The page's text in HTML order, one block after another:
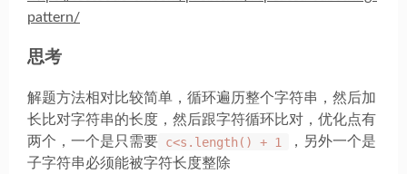
pattern/
思考
解题方法相对比较简单，循环遍历整个字符串，然后加
长比对字符串的长度，然后跟字符循环比对，优化点有
两个，一个是只需要 c<s.length() + 1
，另外一个是
子字符串必须能被字符长度整除